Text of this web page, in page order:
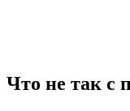
Что не так с